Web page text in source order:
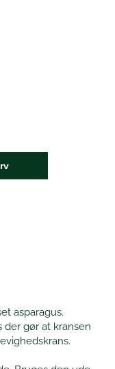
asparagus.
gør at kransen